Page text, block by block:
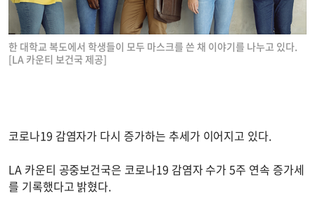
한 대학교 복도에서 학생들이 모두 마스크를 쓴 채 이야기를 나누고 있다.
[LA 카운티 보건국 제공]
코로나19 감염자가 다시 증가하는 추세가 이어지고 있다.
LA 카운티 공중보건국은 코로나19 감염자 수가 5주 연속 증가세
를 기록했다고 밝혔다.